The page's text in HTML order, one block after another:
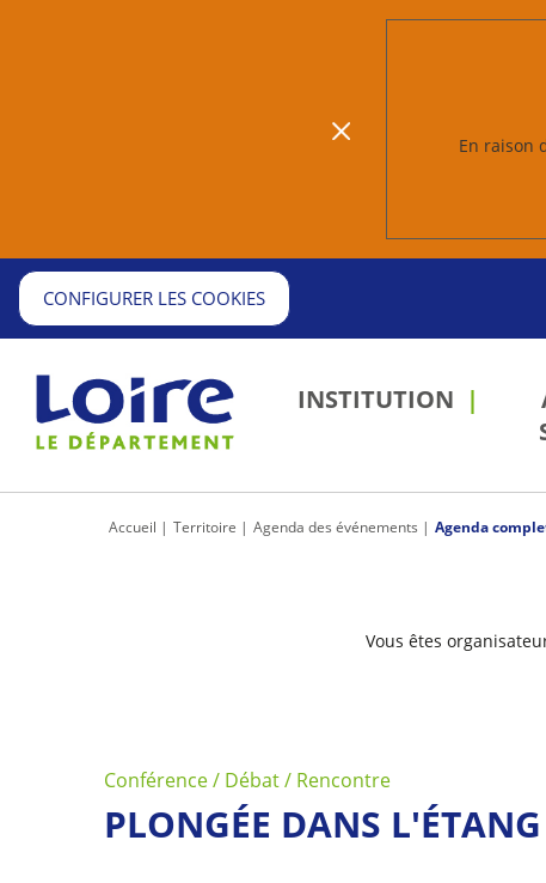
En raison
CONFIGURER LES COOKIES
INSTITUTION
Accueil Territoire Agenda des événements Agenda
Vous êtes
Conférence / Débat / Rencontre
PLONGÉE DANS